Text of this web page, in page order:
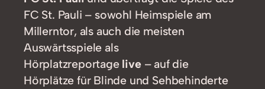
FC St. Pauli – sowohl Heimspiele am
Millerntor, als auch die meisten
Auswärtsspiele als
Hörplatzreportage live– auf die
Hörplätze für Blinde und Sehbehinderte